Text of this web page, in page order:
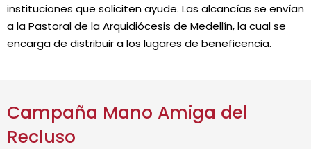
instituciones que soliciten ayude. Las alcancías se envían
a la Pastoral de la Arquidiócesis de Medellín, la cual se
encarga de distribuir a los lugares de beneficencia.
Campaña Mano Amiga del
Recluso